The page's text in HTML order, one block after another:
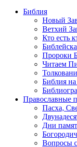
Библия
Новый
Ветхий
Кто есть
Пророки
Читаем
Библия
Православные
Пасха,
Дни
Вопросы